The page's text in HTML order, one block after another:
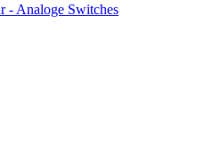
- Analoge Switches